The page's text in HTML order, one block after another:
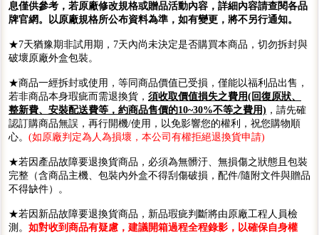
息僅供參考，若原廠修改規格或贈品活動內容，詳細內容請查閱各品
牌官網。以原廠規格所公布資料為準，如有變更，將不另行通知。
★7天猶豫期非試用期，7天內尚未決定是否購買本商品，切勿拆封與
破壞原廠外盒包裝。
★商品一經拆封或使用，等同商品價值已受損，僅能以福利品出售，
若非商品本身瑕疵而需退換貨， 須收取價值損失之費用(回復原狀、
整新費、安裝配送費等，約商品售價的10~30%不等之費用) ，請先確
認訂購商品無誤，再行開機/使用，以免影響您的權利，祝您購物順
心。 (如原廠判定為人為損壞，本公司有權拒絕退換貨申請)
★若因產品故障要退換貨商品，必須為無髒汙、無損傷之狀態且包裝
完整（含商品主機、包裝內外盒不得刮傷破損，配件/隨附文件與贈品
不得缺件）。
★若因新品故障要退換貨商品，新品瑕疵判斷將由原廠工程人員檢
測。 如對收到商品有疑慮，建議開箱過程全程錄影，以確保自身權